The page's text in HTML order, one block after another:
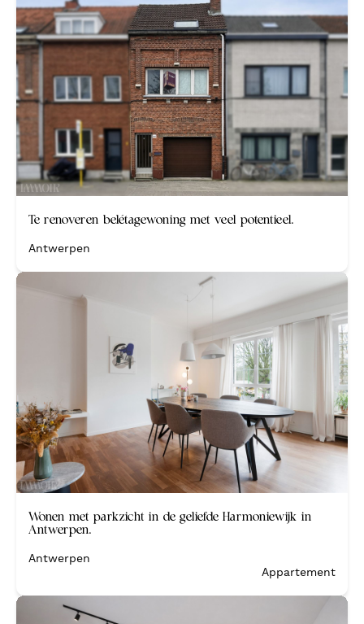
Te renoveren belétagewoning met veel potentieel.
Antwerpen
Wonen met parkzicht in de geliefde Harmoniewijk in
Antwerpen.
Antwerpen
Appartement